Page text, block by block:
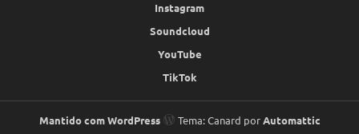
Instagram
Soundcloud
YouTube
TikTok
Mantido com WordPress Tema: Canard porAutomattic